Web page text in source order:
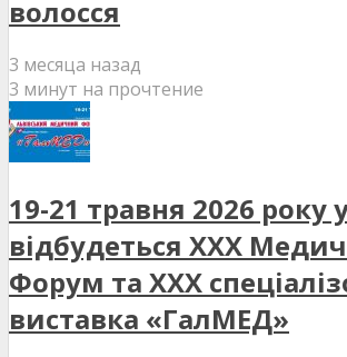
волосся
3 месяца назад
3 минут на прочтение
19-21 травня 2026 року
відбудеться XXX
Форум та XXX
виставка «ГалМЕД»